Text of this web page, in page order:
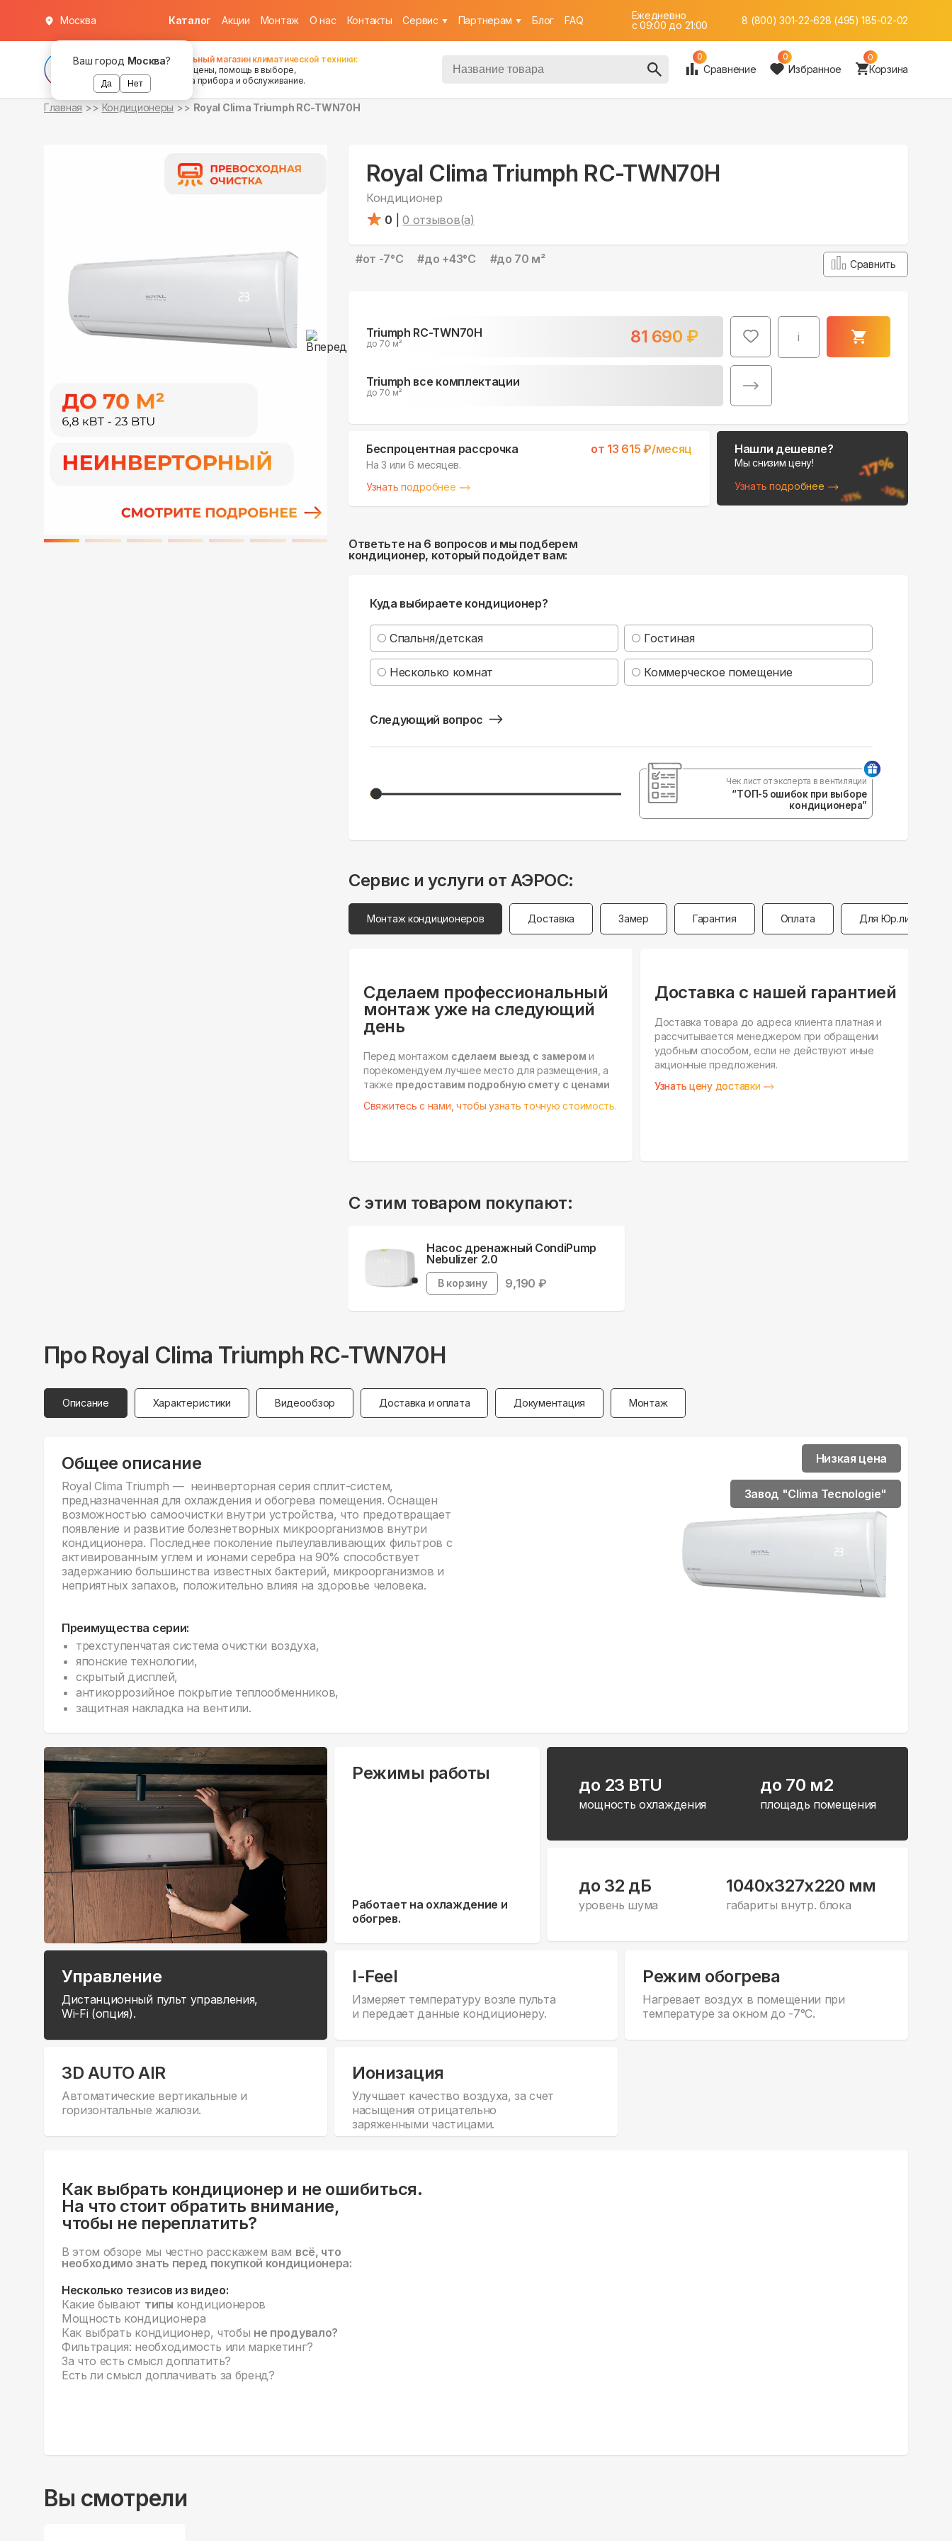
Ваш город Москва?
Да Нет
Москва Каталог Акции Монтаж О нас Контакты Cервис Партнерам Блог FAQ
Ежедневно
c 09:00 до 21:00
8 (800) 301-22-628 (495) 185-02-02
Федеральный магазин климатической техники:
хорошие цены, помощь в выборе,
установка прибора и обслуживание.
0
Сравнение
0
Избранное
0
Корзина
Главная Кондиционеры Royal Clima Triumph RC-TWN70H
Поможем выбрать
место для монтажа:
В Telegram
Royal Clima Triumph RC-TWN70H
Кондиционер
0
0 отзывов(а)
#от -7°С #до +43°С #до 70 м² Сравнить
Triumph RC-TWN70H
до 70 м² 81 690 ₽ i
в наличии
Triumph все комплектации
до 70 м²
в наличии
Беспроцентная рассрочка от 13 615 ₽/месяц
На 3 или 6 месяцев.
Узнать подробнее
Нашли дешевле?
Мы снизим цену!
Узнать подробнее
Ответьте на 6 вопросов и мы подберем
кондиционер, который подойдет вам:
Куда выбираете кондиционер?
Спальня/детская Гостиная
Несколько комнат Коммерческое помещение
Следующий вопрос
Чек лист от эксперта в вентиляции
“ТОП-5 ошибок при выборе
кондиционера”
Сервис и услуги от АЭРОС:
Монтаж кондиционеров Доставка Замер Гарантия Оплата Для Юр.лиц
Сделаем профессиональный
монтаж уже на следующий
день
Перед монтажом сделаем выезд с замером и
порекомендуем лучшее место для размещения, а
также предоставим подробную смету с ценами
Свяжитесь с нами, чтобы узнать точную стоимость.
Доставка с нашей гарантией
Доставка товара до адреса клиента платная и
рассчитывается менеджером при обращении
удобным способом, если не действуют иные
акционные предложения.
Узнать цену доставки
С этим товаром покупают:
Насос дренажный CondiPump
Nebulizer 2.0
В корзину 9,190 ₽
Про Royal Clima Triumph RC-TWN70H
Описание Характеристики Видеообзор Доставка и оплата Документация Монтаж
Общее описание
Royal Clima Triumph — неинверторная серия сплит-систем,
предназначенная для охлаждения и обогрева помещения. Оснащен
возможностью самоочистки внутри устройства, что предотвращает
появление и развитие болезнетворных микроорганизмов внутри
кондиционера. Последнее поколение пылеулавливающих фильтров с
активированным углем и ионами серебра на 90% способствует
задержанию большинства известных бактерий, микроорганизмов и
неприятных запахов, положительно влияя на здоровье человека.
Преимущества серии:
трехступенчатая система очистки воздуха,
японские технологии,
скрытый дисплей,
антикоррозийное покрытие теплообменников,
защитная накладка на вентили.
Низкая цена
Завод "Clima Tecnologie"
Режимы работы
Работает на охлаждение и
обогрев.
до 23 BTU
мощность охлаждения
до 70 м2
площадь помещения
до 32 дБ
уровень шума
1040x327x220 мм
габариты внутр. блока
Управление
Дистанционный пульт управления,
Wi-Fi (опция).
I-Feel
Измеряет температуру возле пульта
и передает данные кондиционеру.
Режим обогрева
Нагревает воздух в помещении при
температуре за окном до -7°С.
3D AUTO AIR
Автоматические вертикальные и
горизонтальные жалюзи.
Ионизация
Улучшает качество воздуха, за счет
насыщения отрицательно
заряженными частицами.
Как выбрать кондиционер и не ошибиться.
На что стоит обратить внимание,
чтобы не переплатить?
В этом обзоре мы честно расскажем вам всё, что
необходимо знать перед покупкой кондиционера:
Несколько тезисов из видео:
Какие бывают типы кондиционеров
Мощность кондиционера
Как выбрать кондиционер, чтобы не продувало?
Фильтрация: необходимость или маркетинг?
За что есть смысл доплатить?
Есть ли смысл доплачивать за бренд?
Вы смотрели